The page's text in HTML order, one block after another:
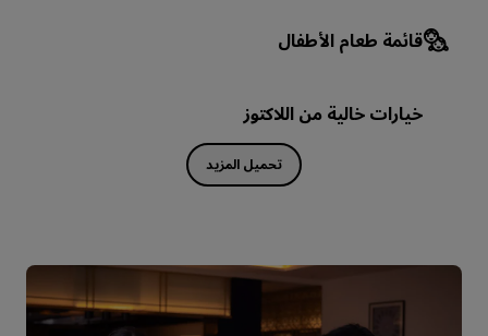
قائمة طعام الأطفال
خيارات خالية من اللاكتوز
تحميل المزيد